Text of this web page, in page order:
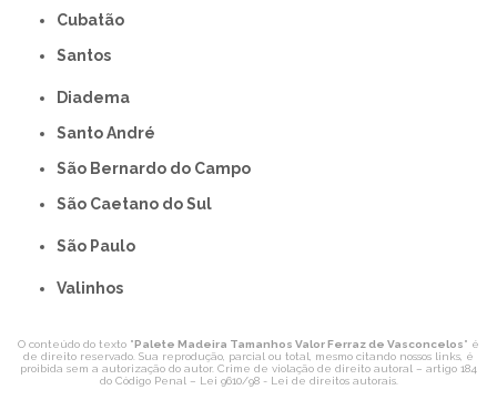
Cubatão
Santos
Diadema
Santo André
São Bernardo do Campo
São Caetano do Sul
São Paulo
Valinhos
O conteúdo do texto " Palete Madeira Tamanhos Valor Ferraz de Vasconcelos" é
de direito reservado. Sua reprodução, parcial ou total, mesmo citando nossos links, é
proibida sem a autorização do autor. Crime de violação de direito autoral – artigo 184
do Código Penal – Lei 9610/98 - Lei de direitos autorais.